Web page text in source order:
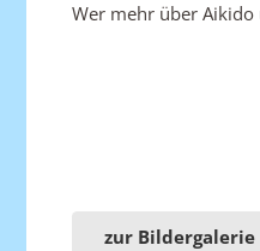
Wer mehr über
zur Bildergalerie